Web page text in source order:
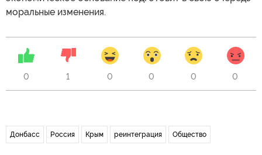
моральные изменения.
0 1 0 0 0 0
Донбасс Россия Крым реинтеграция Общество